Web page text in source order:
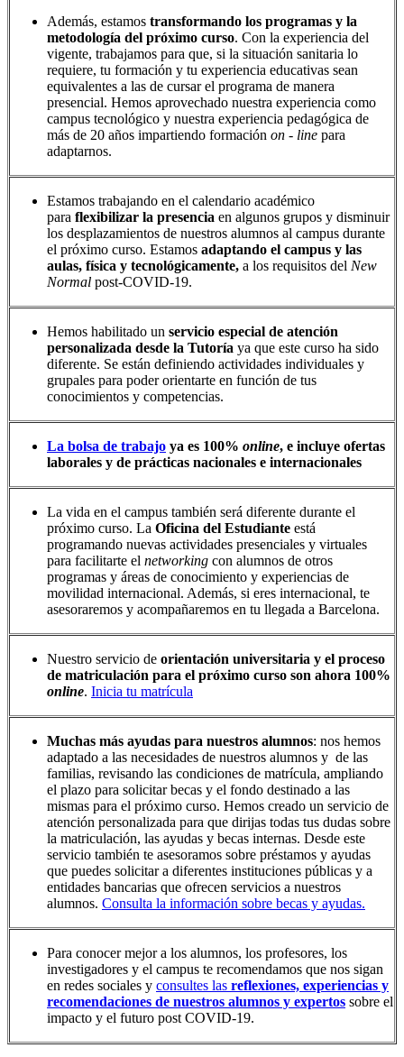
Además, estamos transformando los programas y la
metodología del próximo curso. Con la experiencia del
vigente, trabajamos para que, si la situación sanitaria lo
requiere, tu formación y tu experiencia educativas sean
equivalentes a las de cursar el programa de manera
presencial. Hemos aprovechado nuestra experiencia como
campus tecnológico y nuestra experiencia pedagógica de
más de 20 años impartiendo formación on - line para
adaptarnos.
Estamos trabajando en el calendario académico
para flexibilizar la presencia en algunos grupos y disminuir
los desplazamientos de nuestros alumnos al campus durante
el próximo curso. Estamos adaptando el campus y las
aulas, física y tecnológicamente, a los requisitos del New
Normal post-COVID-19.
Hemos habilitado un servicio especial de atención
personalizada desde la Tutoría ya que este curso ha sido
diferente. Se están definiendo actividades individuales y
grupales para poder orientarte en función de tus
conocimientos y competencias.
La bolsa de trabajo ya es 100% online, e incluye ofertas
laborales y de prácticas nacionales e internacionales
La vida en el campus también será diferente durante el
próximo curso. La Oficina del Estudiante está
programando nuevas actividades presenciales y virtuales
para facilitarte el networking con alumnos de otros
programas y áreas de conocimiento y experiencias de
movilidad internacional. Además, si eres internacional, te
asesoraremos y acompañaremos en tu llegada a Barcelona.
Nuestro servicio de orientación universitaria y el proceso
de matriculación para el próximo curso son ahora 100%
online. Inicia tu matrícula
Muchas más ayudas para nuestros alumnos: nos hemos
adaptado a las necesidades de nuestros alumnos y de las
familias, revisando las condiciones de matrícula, ampliando
el plazo para solicitar becas y el fondo destinado a las
mismas para el próximo curso. Hemos creado un servicio de
atención personalizada para que dirijas todas tus dudas sobre
la matriculación, las ayudas y becas internas. Desde este
servicio también te asesoramos sobre préstamos y ayudas
que puedes solicitar a diferentes instituciones públicas y a
entidades bancarias que ofrecen servicios a nuestros
alumnos. Consulta la información sobre becas y ayudas.
Para conocer mejor a los alumnos, los profesores, los
investigadores y el campus te recomendamos que nos sigan
en redes sociales y consultes las reflexiones, experiencias y
recomendaciones de nuestros alumnos y expertos sobre el
impacto y el futuro post COVID-19.